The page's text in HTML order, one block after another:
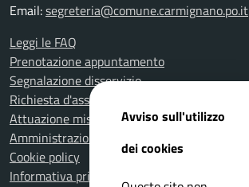
Email:segreteria@comune.carmignano.po.it
Leggi le FAQ
Prenotazione appuntamento
Segnalazione disservizio
Richiesta d'assistenza
Attuazione misure PNRR
Amministrazione trasparente
Cookie policy
Informativa privacy
Avviso sull'utilizzo
dei cookies